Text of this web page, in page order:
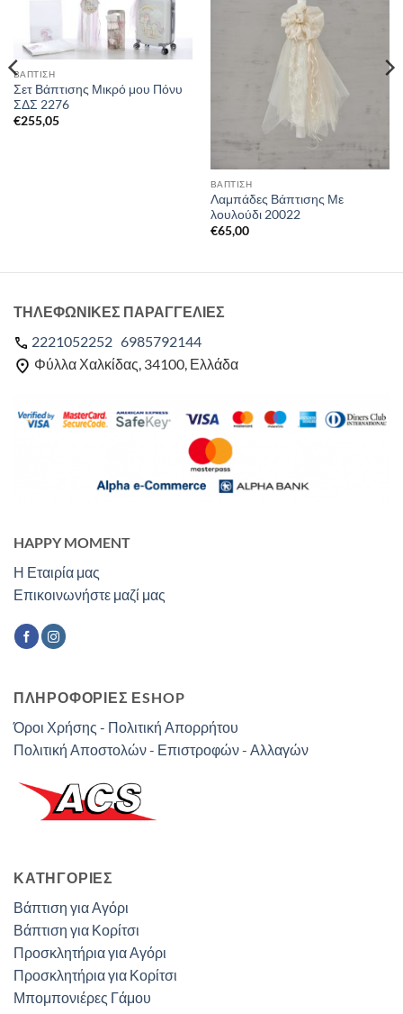
ΒΑΠΤΙΣΗ
Σετ Βάπτισης Μικρό μου Πόνυ
ΣΔΣ 2276
€255,05
ΒΑΠΤΙΣΗ
Λαμπάδες Βάπτισης Με
λουλούδι 20022
€65,00
HAPPY MOMENT
Η Εταιρία μας
Επικοινωνήστε μαζί μας
ΠΛΗΡΟΦΟΡΙΕΣ ΕSHOP
Όροι Χρήσης - Πολιτική Απορρήτου
Πολιτική Αποστολών - Επιστροφών - Αλλαγών
ΤΗΛΕΦΩΝΙΚΕΣ ΠΑΡΑΓΓΕΛΙΕΣ
2221052252 6985792144
Φύλλα Χαλκίδας, 34100, Ελλάδα
ΚΑΤΗΓΟΡΊΕΣ
Βάπτιση για Αγόρι
Βάπτιση για Κορίτσι
Προσκλητήρια για Αγόρι
Προσκλητήρια για Κορίτσι
Μπομπονιέρες Γάμου